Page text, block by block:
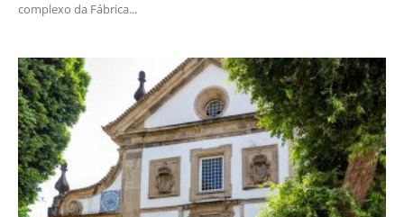
complexo da Fábrica...